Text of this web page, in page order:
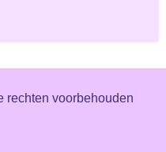
rechten voorbehouden